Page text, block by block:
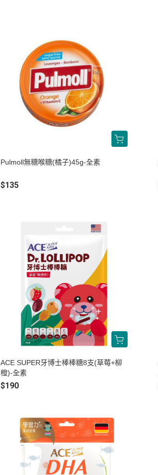
Pulmoll無糖喉糖(橘子)45g-全素
$135
ACE SUPER牙博士棒棒糖8支(草莓+柳
橙)-全素
$190